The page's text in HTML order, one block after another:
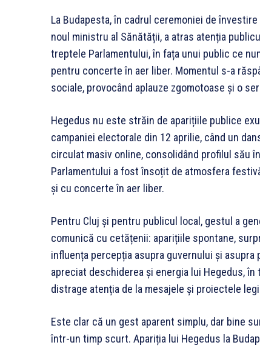
La Budapesta, în cadrul ceremoniei de
noul ministru al Sănătății, a atras atenția
treptele Parlamentului, în fața unui public ce
pentru concerte în aer liber. Momentul s-a
sociale, provocând aplauze zgomotoase și o
Hegedus nu este străin de aparițiile publice
campaniei electorale din 12 aprilie, când un
circulat masiv online, consolidând profilul său
Parlamentului a fost însoțit de atmosfera
și cu concerte în aer liber.
Pentru Cluj și pentru publicul local, gestul a
comunică cu cetățenii: aparițiile spontane,
influența percepția asupra guvernului și
apreciat deschiderea și energia lui Hegedus,
distrage atenția de la mesajele și proiectele
Este clar că un gest aparent simplu, dar bine
într-un timp scurt. Apariția lui Hegedus la